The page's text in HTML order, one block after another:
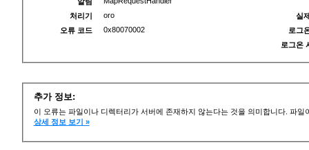
처리기
oro
오류 코드
0x80070002
실
로그
로그온
추가 정보:
이 오류는 파일이나 디렉터리가 서버에 존재하지 않는다는 것을 의미합니다. 파
상세 정보 보기 »